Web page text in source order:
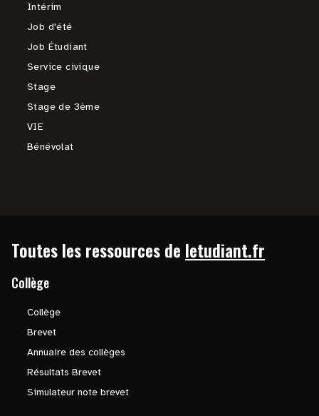
Intérim
Job d'été
Job Étudiant
Service civique
Stage
Stage de 3ème
VIE
Bénévolat
Toutes les ressources de letudiant.fr
Collège
Collège
Brevet
Annuaire des collèges
Résultats Brevet
Simulateur note brevet